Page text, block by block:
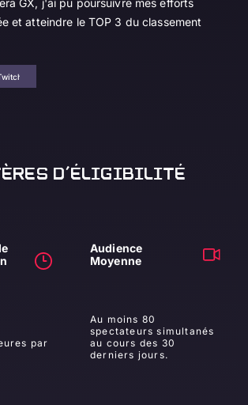
GX, j'ai pu poursuivre mes efforts
et atteindre le TOP 3 du classement
D'ÉLIGIBILITÉ
par
Audience
Moyenne
Au moins 80
spectateurs simultanés
au cours des 30
derniers jours.